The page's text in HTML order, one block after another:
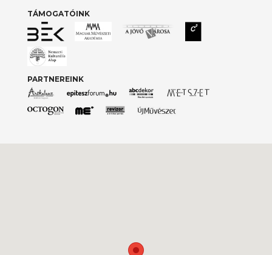
TÁMOGATÓINK
PARTNEREINK